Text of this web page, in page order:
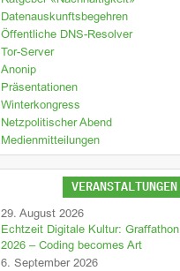
Datenauskunftsbegehren
Öffentliche DNS-Resolver
Tor-Server
Anonip
Präsentationen
Winterkongress
Netzpolitischer Abend
Medienmitteilungen
VERANSTALTUNGEN
29. August 2026
Echtzeit Digitale Kultur: Graffathon
2026 – Coding becomes Art
6. September 2026